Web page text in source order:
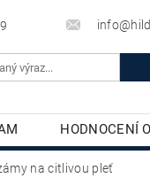
HODNOCENÍ
DEKORATIVNÍ
na citlivou pleť